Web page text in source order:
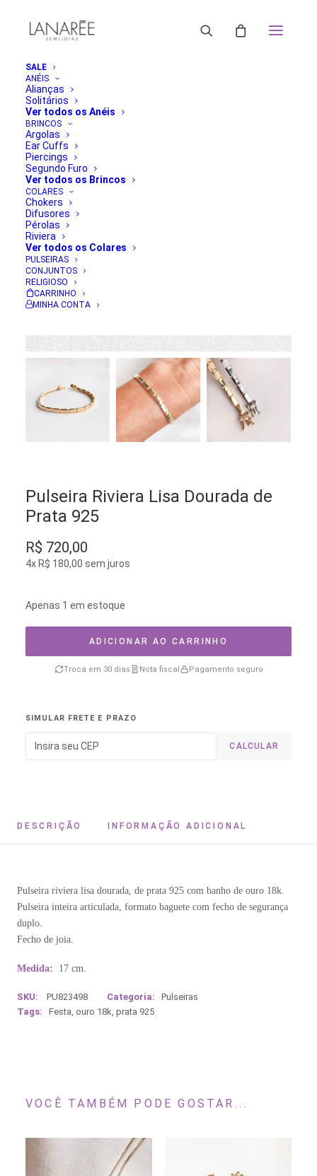
SALE
ANÉIS
Alianças
Solitários
Ver todos os Anéis
BRINCOS
Argolas
Ear Cuffs
Piercings
Segundo Furo
Ver todos os Brincos
COLARES
Chokers
Difusores
Pérolas
Riviera
Ver todos os Colares
PULSEIRAS
CONJUNTOS
RELIGIOSO
CARRINHO
MINHA CONTA
Pulseira Riviera Lisa Dourada de
Prata 925
R$ 720,00
4x R$ 180,00 sem juros
Apenas 1 em estoque
ADICIONAR AO CARRINHO
Troca em 30 dias Nota fiscal Pagamento seguro
SIMULAR FRETE E PRAZO
CALCULAR
DESCRIÇÃO INFORMAÇÃO ADICIONAL
Pulseira riviera lisa dourada, de prata 925 com banho de ouro 18k.
Pulseira inteira articulada, formato baguete com fecho de segurança
duplo.
Fecho de joia.
Medida: 17 cm.
SKU: PU823498 Categoria:
Pulseiras
Tags:
Festa, ouro 18k, prata 925
VOCÊ TAMBÉM PODE GOSTAR...